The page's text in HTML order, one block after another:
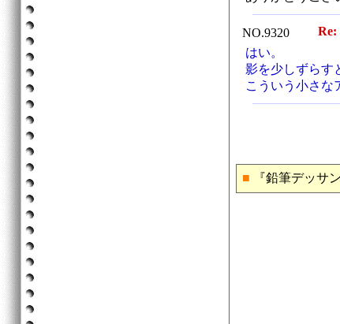
NO.9320 Re:
はい。
影を少しずらす
こういう小さな
■ 『鉛筆デッサ